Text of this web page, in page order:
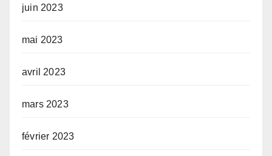
juin 2023
mai 2023
avril 2023
mars 2023
février 2023